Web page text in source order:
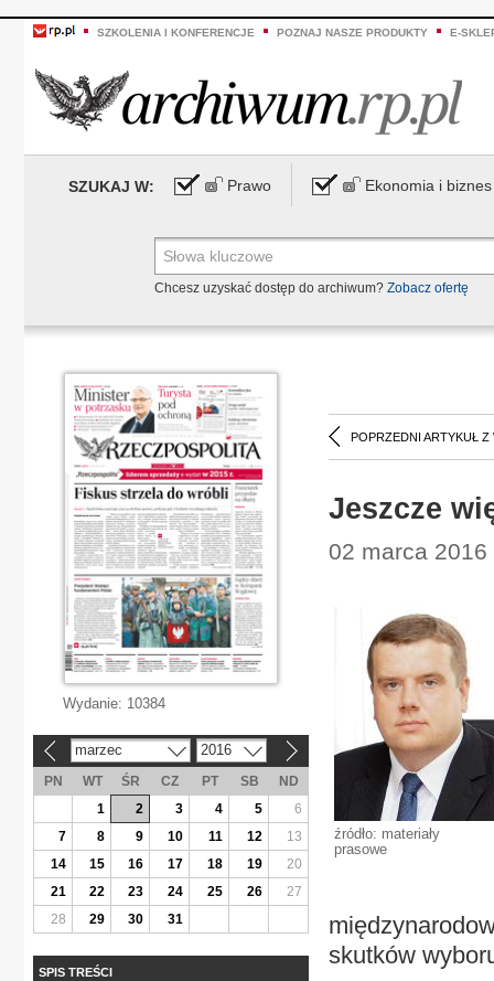
SZKOLENIA I KONFERENCJE POZNAJ NASZE PRODUKTY E-
SZUKAJ W: Prawo Ekonomia i biznes
Chcesz uzyskać dostęp do archiwum? Zobacz ofertę
POPRZEDNI ARTYKUŁ Z
Jeszcze
02 marca 2016
źródło: materiały
prasowe
skutków
Wydanie: 10384
marzec 2016
PN WT ŚR CZ PT SB
ND
1
2 3 4 5
6
7
8 9 10 11 12
13
14
15 16 17 18 19
20
21
22 23 24 25 26
27
28
29 30 31
SPIS TREŚCI